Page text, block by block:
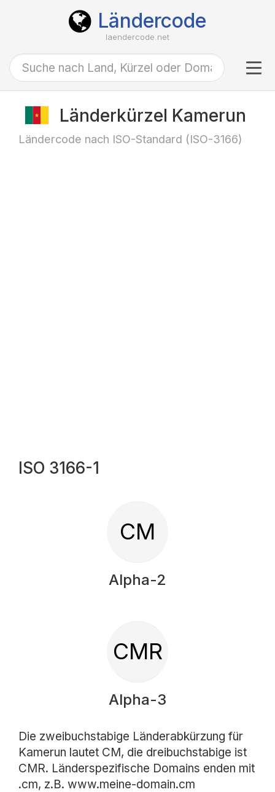
Ländercode
laendercode.net
Länderkürzel Kamerun
Ländercode nach ISO-Standard (ISO-3166)
ISO 3166-1
CM
Alpha-2
CMR
Alpha-3
Die zweibuchstabige Länderabkürzung für
Kamerun lautet CM, die dreibuchstabige ist
CMR. Länderspezifische Domains enden mit
.cm, z.B. www.meine-domain.cm